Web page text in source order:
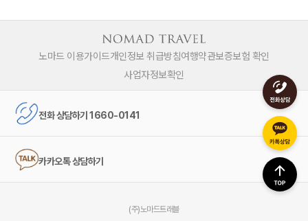
노마드 이용가이드개인정보 취급방침여행약관보증보험 확인
사업자정보확인
전화 상담하기 1660-0141
카카오톡 상담하기
(주)노마드트래블